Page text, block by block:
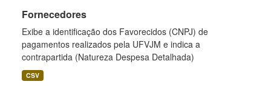
Fornecedores
Exibe a identificação dos Favorecidos (CNPJ) de
pagamentos realizados pela UFVJM e indica a
contrapartida (Natureza Despesa Detalhada)
CSV